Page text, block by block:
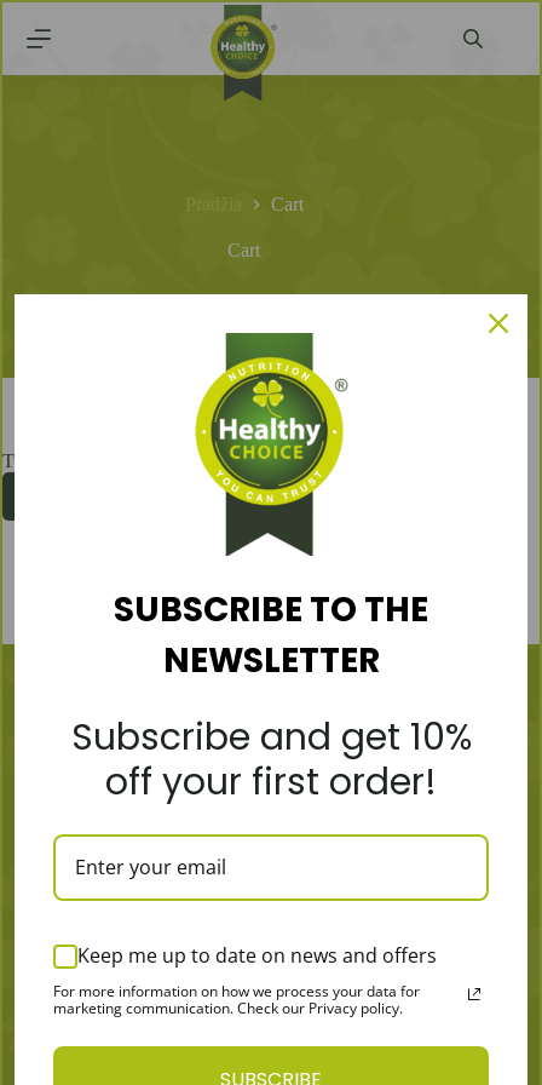
Cart
Cart
Twój koszyk aktualnie jest pusty.
MORE
Articles
Skąd wziąć
Płatność i wysyłka
Polityka prywatności
SUBSCRIBE TO THE
NEWSLETTER
Subscribe and get 10%
off your first order!
Keep me up to date on news and offers
For more information on how we process your data for
marketing communication. Check our Privacy policy.
SUBSCRIBE